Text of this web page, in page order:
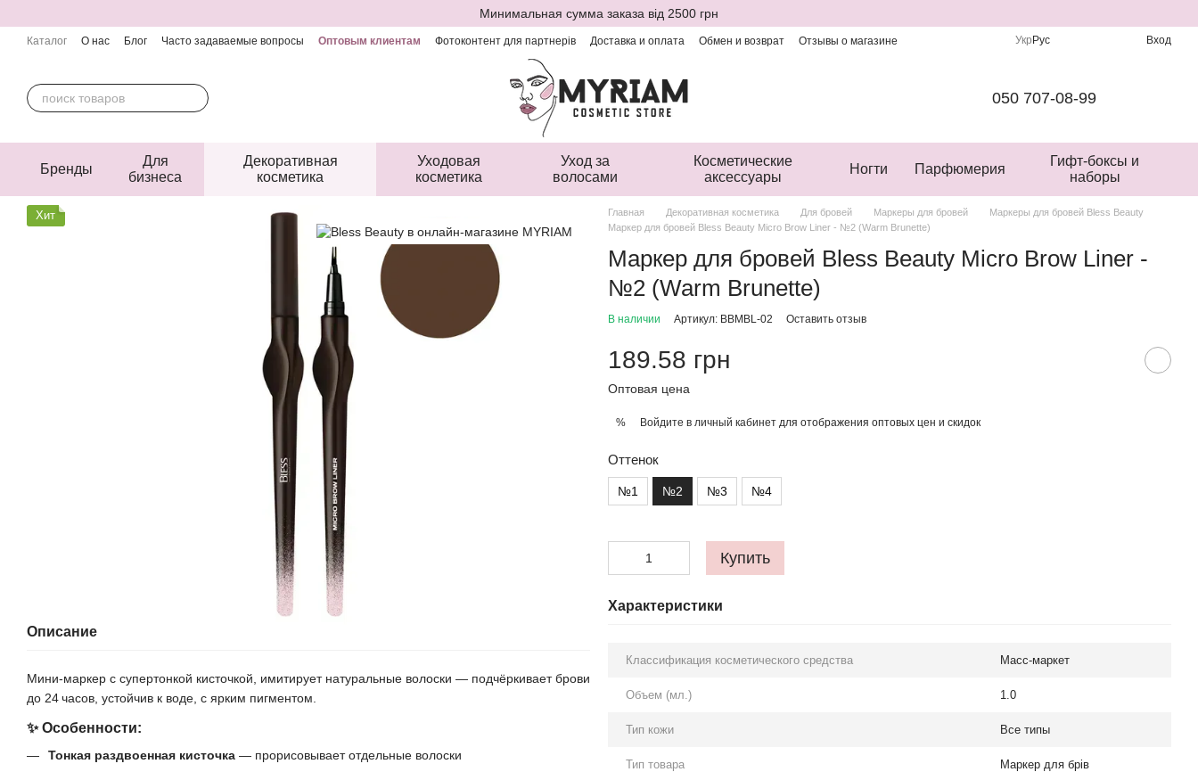
Минимальная сумма заказа від 2500 грн
Каталог О нас Блог Часто задаваемые вопросы Оптовым клиентам Фотоконтент для партнерів Доставка и оплата Обмен и возврат
Отзывы о магазине
Укр Рус Вход
050 707-08-99
Бренды
Для
бизнеса
Декоративная
косметика
Уходовая
косметика
Уход за
волосами
Косметические
аксессуары
Ногти Парфюмерия
Гифт-боксы и
наборы
Хит
Описание
Мини-маркер с супертонкой кисточкой, имитирует натуральные волоски — подчёркивает брови
до 24 часов, устойчив к воде, с ярким пигментом.
✨ Особенности:
Тонкая раздвоенная кисточка — прорисовывает отдельные волоски
Главная Декоративная косметика Для бровей Маркеры для бровей
Маркеры для бровей Bless Beauty
Маркер для бровей Bless Beauty Micro Brow Liner - №2 (Warm Brunette)
Маркер для бровей Bless Beauty Micro Brow Liner -
№2 (Warm Brunette)
В наличии Артикул: BBMBL-02 Оставить отзыв
189.58 грн
Оптовая цена
% Войдите в личный кабинет для отображения оптовых цен и скидок
Оттенок
№1 №2 №3 №4
Купить
Характеристики
Классификация косметического средства Масс-маркет
Объем (мл.) 1.0
Тип кожи Все типы
Тип товара Маркер для брів